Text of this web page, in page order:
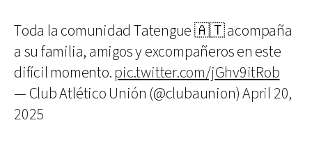
Toda la comunidad Tatengue 🇦🇹 acompaña
a su familia, amigos y excompañeros en este
difícil momento. pic.twitter.com/jGhv9itRob
— Club Atlético Unión (@clubaunion)April 20,
2025